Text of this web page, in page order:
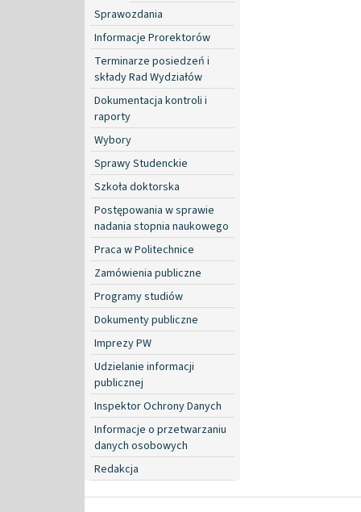
Sprawozdania
Informacje Prorektorów
Terminarze posiedzeń i
składy Rad Wydziałów
Dokumentacja kontroli i
raporty
Wybory
Sprawy Studenckie
Szkoła doktorska
Postępowania w sprawie
nadania stopnia naukowego
Praca w Politechnice
Zamówienia publiczne
Programy studiów
Dokumenty publiczne
Imprezy PW
Udzielanie informacji
publicznej
Inspektor Ochrony Danych
Informacje o przetwarzaniu
danych osobowych
Redakcja